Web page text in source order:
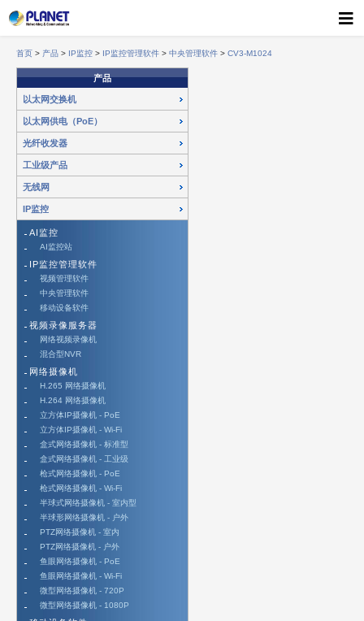
首页 > 产品 > IP监控 > IP监控管理软件 > 中央管理软件 > CV3-M1024
产品
以太网交换机
以太网供电（PoE）
光纤收发器
工业级产品
无线网
IP监控
AI监控
AI监控站
IP监控管理软件
视频管理软件
中央管理软件
移动设备软件
视频录像服务器
网络视频录像机
混合型NVR
网络摄像机
H.265 网络摄像机
H.264 网络摄像机
立方体IP摄像机 - PoE
立方体IP摄像机 - Wi-Fi
盒式网络摄像机 - 标准型
盒式网络摄像机 - 工业级
枪式网络摄像机 - PoE
枪式网络摄像机 - Wi-Fi
半球式网络摄像机 - 室内型
半球形网络摄像机 - 户外
PTZ网络摄像机 - 室内
PTZ网络摄像机 - 户外
鱼眼网络摄像机 - PoE
鱼眼网络摄像机 - Wi-Fi
微型网络摄像机 - 720P
微型网络摄像机 - 1080P